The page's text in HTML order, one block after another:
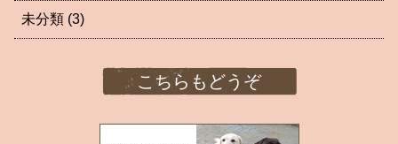
未分類 (3)
こちらもどうぞ